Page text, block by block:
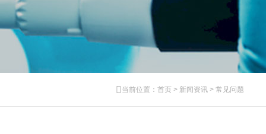
当前位置： 首页 > 新闻资讯 > 常见问题